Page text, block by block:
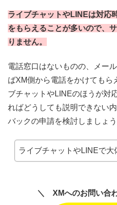
ライブチャットやLINEは対応
をもらえることが多いので、
りません。
電話窓口はないものの、メー
ばXM側から電話をかけてもら
ブチャットやLINEのほうが対
ればどうしても説明できない
バックの申請を検討しましょう
ライブチャットやLINEで大
XMへのお問い合